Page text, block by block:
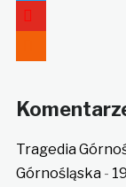
youtube
Tragedia
Górnośląska-